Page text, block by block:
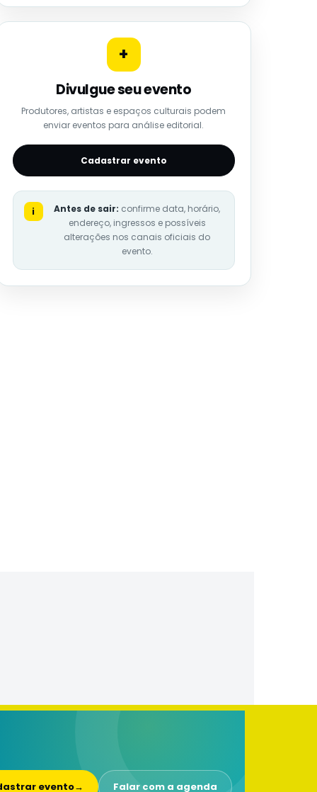
+
Divulgue seu evento
Produtores, artistas e espaços culturais podem
enviar eventos para análise editorial.
Cadastrar evento
i Antes de sair: confirme data, horário,
endereço, ingressos e possíveis
alterações nos canais oficiais do
evento.
evento→ Falar com a agenda